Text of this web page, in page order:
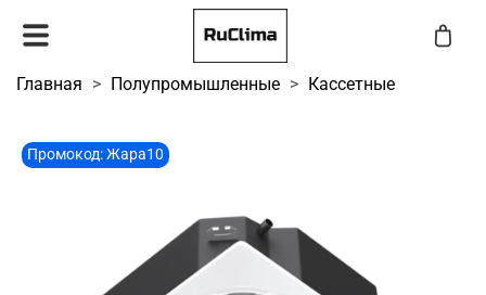
Главная Полупромышленные Кассетные
Промокод: Жара10